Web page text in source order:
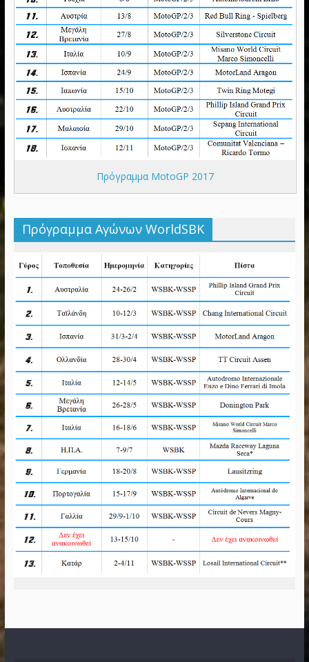
Πρόγραμμα MotoGP 2017
Πρόγραμμα Αγώνων WorldSBK